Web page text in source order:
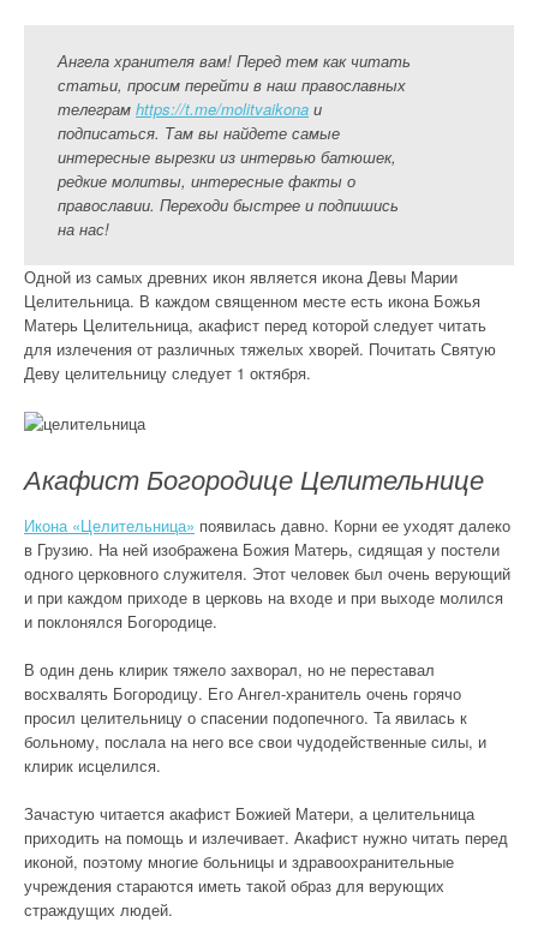
Ангела хранителя вам! Перед тем как читать
статьи, просим перейти в наш православных
телеграм https://t.me/molitvaikona и
подписаться. Там вы найдете самые
интересные вырезки из интервью батюшек,
редкие молитвы, интересные факты о
православии. Переходи быстрее и подпишись
на нас!
Одной из самых древних икон является икона Девы Марии
Целительница. В каждом священном месте есть икона Божья
Матерь Целительница, акафист перед которой следует читать
для излечения от различных тяжелых хворей. Почитать Святую
Деву целительницу следует 1 октября.
Акафист Богородице Целительнице
Икона «Целительница» появилась давно. Корни ее уходят далеко
в Грузию. На ней изображена Божия Матерь, сидящая у постели
одного церковного служителя. Этот человек был очень верующий
и при каждом приходе в церковь на входе и при выходе молился
и поклонялся Богородице.
В один день клирик тяжело захворал, но не переставал
восхвалять Богородицу. Его Ангел-хранитель очень горячо
просил целительницу о спасении подопечного. Та явилась к
больному, послала на него все свои чудодейственные силы, и
клирик исцелился.
Зачастую читается акафист Божией Матери, а целительница
приходить на помощь и излечивает. Акафист нужно читать перед
иконой, поэтому многие больницы и здравоохранительные
учреждения стараются иметь такой образ для верующих
страждущих людей.